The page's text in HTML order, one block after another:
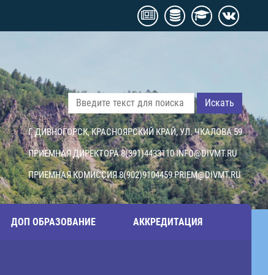
Искать
Г. ДИВНОГОРСК, КРАСНОЯРСКИЙ КРАЙ, УЛ. ЧКАЛОВА 59
ПРИЕМНАЯ ДИРЕКТОРА 8(391)4433110INFO@DIVMT.RU
ПРИЕМНАЯ КОМИССИЯ 8(902)9104459PRIEM@DIVMT.RU
ДОП ОБРАЗОВАНИЕ АККРЕДИТАЦИЯ